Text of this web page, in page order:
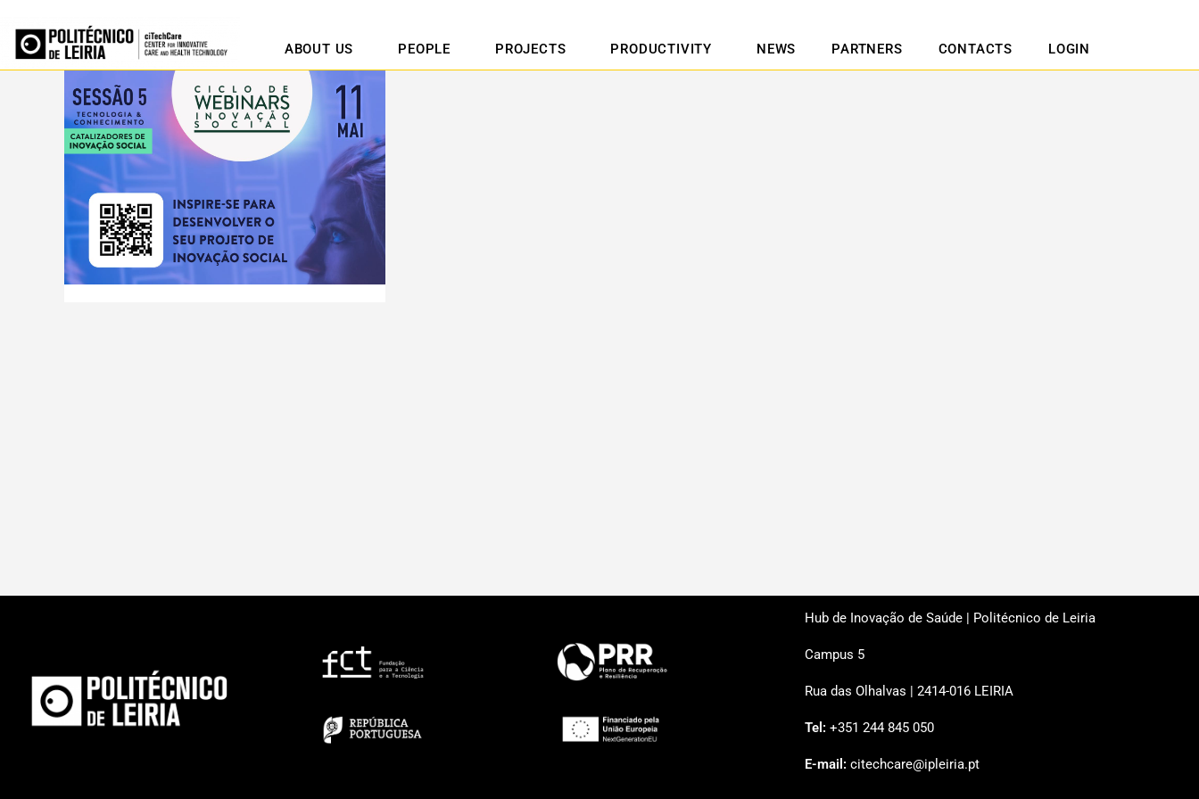
ABOUT US PEOPLE PROJECTS PRODUCTIVITY NEWS PARTNERS CONTACTS LOGIN
Hub de Inovação de Saúde | Politécnico de Leiria
Campus 5
Rua das Olhalvas | 2414-016 LEIRIA
Tel: +351 244 845 050
E-mail: citechcare@ipleiria.pt